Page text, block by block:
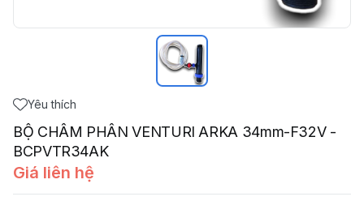
Yêu thích
BỘ CHÂM PHÂN VENTURI ARKA 34mm-F32V -
BCPVTR34AK
Giá liên hệ